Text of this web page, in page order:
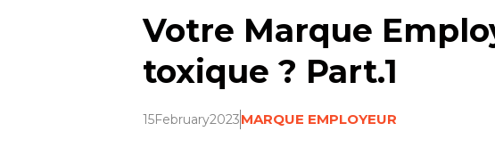
Votre Marque
toxique ? Part.1
15February2023MARQUE EMPLOYEUR